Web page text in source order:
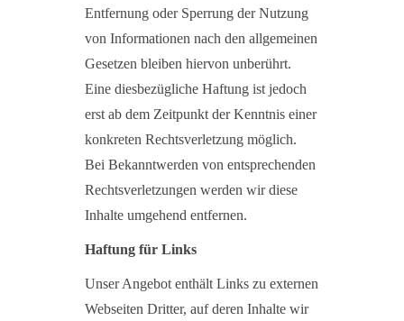
Entfernung oder Sperrung der Nutzung
von Informationen nach den allgemeinen
Gesetzen bleiben hiervon unberührt.
Eine diesbezügliche Haftung ist jedoch
erst ab dem Zeitpunkt der Kenntnis einer
konkreten Rechtsverletzung möglich.
Bei Bekanntwerden von entsprechenden
Rechtsverletzungen werden wir diese
Inhalte umgehend entfernen.
Haftung für Links
Unser Angebot enthält Links zu externen
Webseiten Dritter, auf deren Inhalte wir